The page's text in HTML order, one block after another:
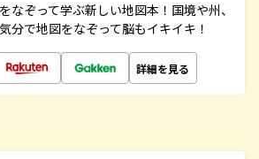
なぞって学ぶ新しい地図本！国境や州、
分で地図をなぞって脳もイキイキ！
詳細を見る